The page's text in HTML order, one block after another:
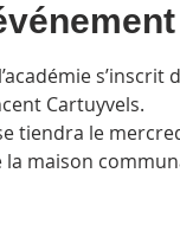
Cartuyvels.
tiendra le
la maison